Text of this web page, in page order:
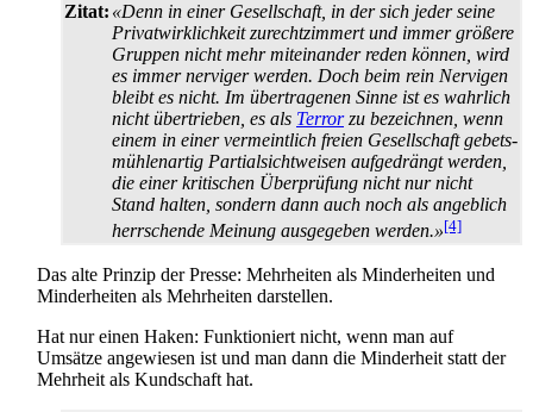
Zitat: «Denn in einer Gesellschaft, in der sich jeder seine
Privat­wirklichkeit zurecht­zimmert und immer größere
Gruppen nicht mehr miteinander reden können, wird
es immer nerviger werden. Doch beim rein Nervigen
bleibt es nicht. Im übertragenen Sinne ist es wahrlich
nicht übertrieben, es als Terrorzu bezeichnen, wenn
einem in einer vermeintlich freien Gesellschaft gebets­
mühlen­artig Partial­sichtweisen aufgedrängt werden,
die einer kritischen Überprüfung nicht nur nicht
Stand halten, sondern dann auch noch als angeblich
herrschende Meinung ausgegeben werden.»[4]
Das alte Prinzip der Presse: Mehrheiten als Minder­heiten und
Minder­heiten als Mehrheiten darstellen.
Hat nur einen Haken: Funktioniert nicht, wenn man auf
Umsätze angewiesen ist und man dann die Minderheit statt der
Mehrheit als Kundschaft hat.